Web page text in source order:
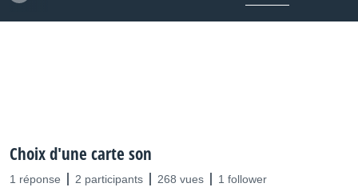
Choix d'une carte son
1 réponse 2 participants 268 vues 1 follower